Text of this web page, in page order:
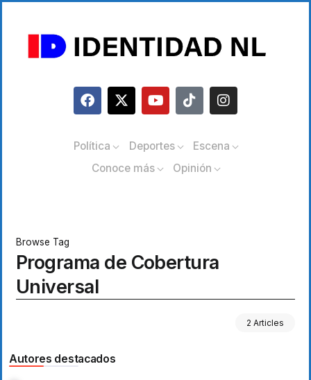
Política Deportes
Escena
Conoce más
Opinión
Browse Tag
Programa de Cobertura
Universal
2 Articles
Autores destacados